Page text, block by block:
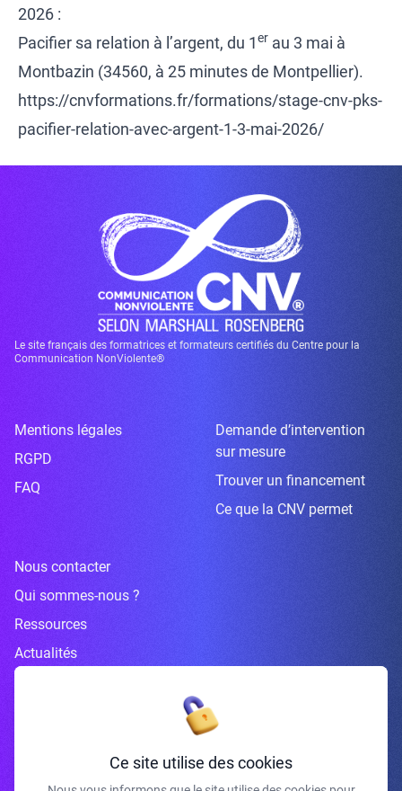
2026 :
Pacifier sa relation à l’argent, du 1er au 3 mai à
Montbazin (34560, à 25 minutes de Montpellier).
https://cnvformations.fr/formations/stage-cnv-pks-
pacifier-relation-avec-argent-1-3-mai-2026/
Le site français des formatrices et formateurs certifiés du Centre pour la
Communication NonViolente®
Mentions légales
RGPD
FAQ
Demande d’intervention
sur mesure
Trouver un financement
Ce que la CNV permet
Nous contacter
Qui sommes-nous ?
Ressources
Actualités
Inscrivez-vous à la newsletter
Ce site utilise des cookies